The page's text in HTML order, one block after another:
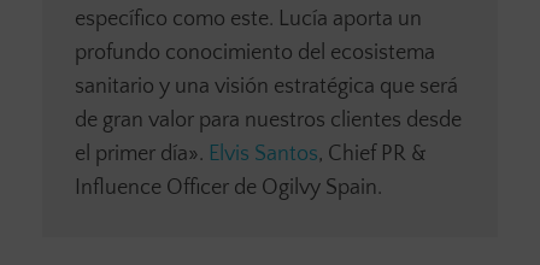
específico como este. Lucía aporta un
profundo conocimiento del ecosistema
sanitario y una visión estratégica que será
de gran valor para nuestros clientes desde
el primer día». Elvis Santos, Chief PR &
Influence Officer de Ogilvy Spain.